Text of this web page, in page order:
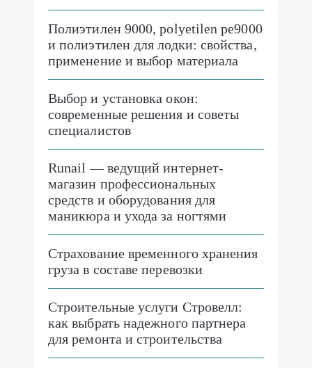
Полиэтилен 9000, polyetilen pe9000
и полиэтилен для лодки: свойства,
применение и выбор материала
Выбор и установка окон:
современные решения и советы
специалистов
Runail — ведущий интернет-
магазин профессиональных
средств и оборудования для
маникюра и ухода за ногтями
Страхование временного хранения
груза в составе перевозки
Строительные услуги Стровелл:
как выбрать надежного партнера
для ремонта и строительства